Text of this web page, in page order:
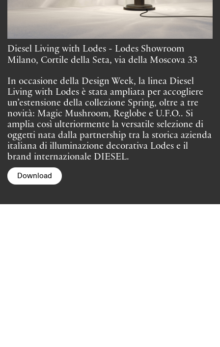
Diesel Living with Lodes - Lodes Showroom
Milano, Cortile della Seta, via della Moscova 33
In occasione della Design Week, la linea Diesel
Living with Lodes è stata ampliata per accogliere
un’estensione della collezione Spring, oltre a tre
novità: Magic Mushroom, Reglobe e U.F.O.. Si
amplia così ulteriormente la versatile selezione di
oggetti nata dalla partnership tra la storica azienda
italiana di illuminazione decorativa Lodes e il
brand internazionale DIESEL.
Download